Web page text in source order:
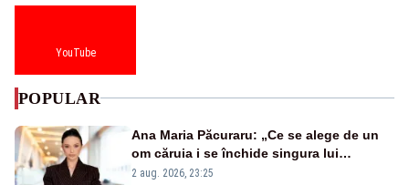
YouTube
POPULAR
Ana Maria Păcuraru: „Ce se alege de un
om căruia i se închide singura lui
portiță?”
2 aug. 2026, 23:25